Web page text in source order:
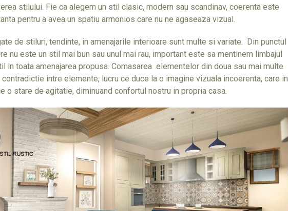
stilului. Fie ca alegem un stil clasic, modern sau scandinav, coerenta este
pentru a avea un spatiu armonios care nu ne agaseaza vizual.
de stiluri, tendinte, in amenajarile interioare sunt multe si variate. Din punctul
nu este un stil mai bun sau unul mai rau, important este sa mentinem limbajul
in toata amenajarea propusa. Comasarea elementelor din doua sau mai multe
intre elemente, lucru ce duce la o imagine vizuala incoerenta, care in
o stare de agitatie, diminuand confortul nostru in propria casa.